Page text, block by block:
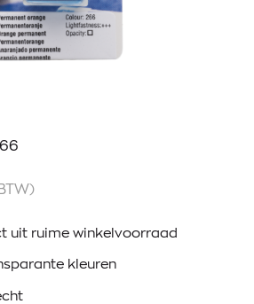
uit ruime winkelvoorraad
kleuren